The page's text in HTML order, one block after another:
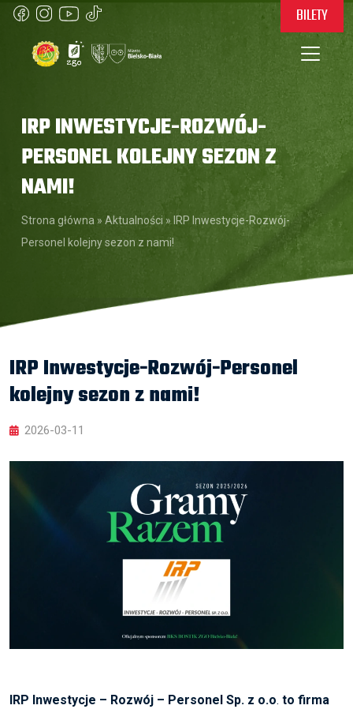
BILETY
IRP INWESTYCJE-ROZWÓJ-
PERSONEL KOLEJNY SEZON Z
NAMI!
Strona główna » Aktualności» IRP Inwestycje-Rozwój-
Personel kolejny sezon z nami!
IRP Inwestycje-Rozwój-Personel
kolejny sezon z nami!
2026-03-11
IRP Inwestycje – Rozwój – Personel Sp. z o.o. to firma